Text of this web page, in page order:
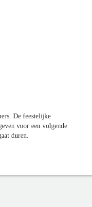
De feestelijke
voor een volgende
duren.